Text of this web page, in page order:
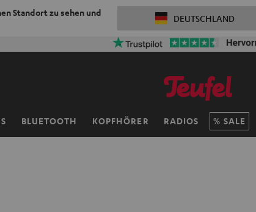
Standort zu sehen und
DEUTSCHLAND
BLUETOOTH KOPFHÖRER RADIOS SALE